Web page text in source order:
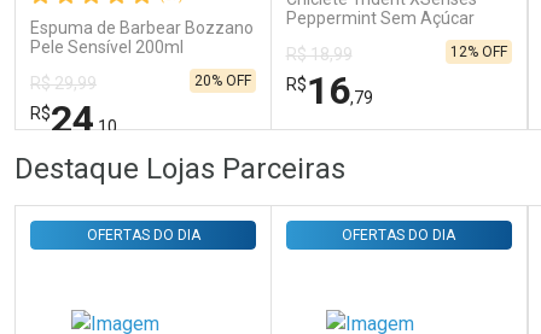
Espuma de Barbear Bozzano
Pele Sensível 200ml
R$ 29,99
R$24,10
20% OFF
FECHAR
Laboratório
FECHAR
Por Menos
Peppermint Sem Açúcar
R$ 18,99
R$16,79
12% OFF
Por Menos
Destaque Lojas Parceiras
OFERTAS DO DIA OFERTAS DO DIA